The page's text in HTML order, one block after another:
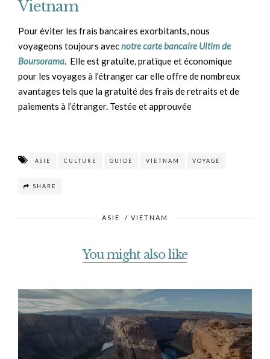
Vietnam
Pour éviter les frais bancaires exorbitants, nous
voyageons toujours avecnotre carte bancaire Ultim de
Boursorama. Elle est gratuite, pratique et économique
pour les voyages à l’étranger car elle offre de nombreux
avantages tels que la gratuité des frais de retraits et de
paiements à l’étranger. Testée et approuvée
ASIE CULTURE GUIDE VIETNAM VOYAGE
SHARE
ASIE / VIETNAM
You might also like